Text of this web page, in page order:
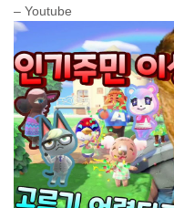
– Youtube